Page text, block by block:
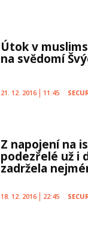
Útok v
na svědomí
21. 12. 2016 11:45
Z napojení na
podezřelé už i
zadržela
18. 12. 2016 22:45